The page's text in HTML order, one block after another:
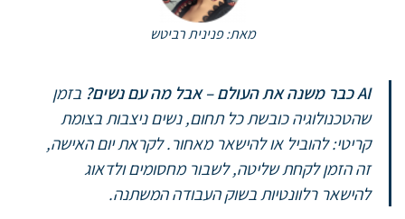
מאת: פנינית רביטש
AI כבר משנה את העולם – אבל מה עם נשים?
בזמן
שהטכנולוגיה כובשת כל תחום, נשים ניצבות בצומת
קריטי: להוביל או להישאר מאחור.לקראת יום האישה,
זה הזמן לקחת שליטה, לשבור מחסומים ולדאוג
להישאר רלוונטיות בשוק העבודה המשתנה.